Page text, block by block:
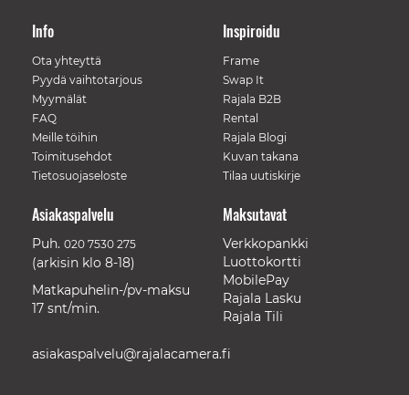
Info
Ota yhteyttä
Pyydä vaihtotarjous
Myymälät
FAQ
Meille töihin
Toimitusehdot
Tietosuojaseloste
Inspiroidu
Frame
Swap It
Rajala B2B
Rental
Rajala Blogi
Kuvan takana
Tilaa uutiskirje
Maksutavat
Verkkopankki
Luottokortti
MobilePay
Rajala Lasku
Rajala Tili
Asiakaspalvelu
Puh. 020 7530 275
(arkisin klo 8-18)
Matkapuhelin-/pv-maksu
17 snt/min.
asiakaspalvelu@rajalacamera.fi